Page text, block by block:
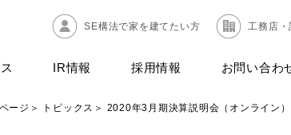
IR情報 採用情報 お問い合わ
SE構法で家を建てたい方 工務店
ージ トピックス 2020年3月期決算説明会（オンライン